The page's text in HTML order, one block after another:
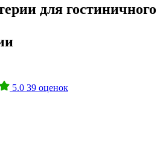
для гостиничного
5.0 39 оценок